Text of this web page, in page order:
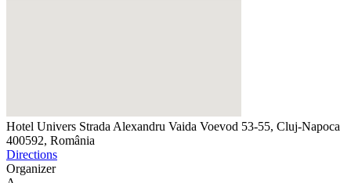
Hotel Univers Strada Alexandru Vaida Voevod 53-55, Cluj-Napoca
400592, România
Directions
Organizer